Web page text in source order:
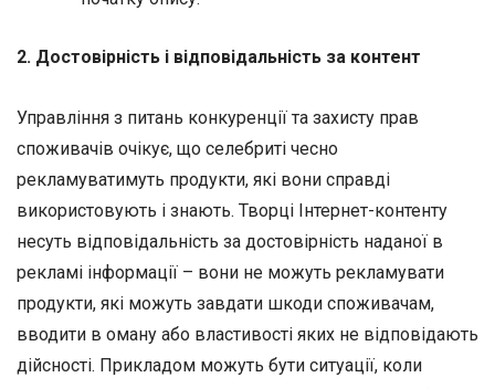
2. Достовірність і відповідальність за контент
Управління з питань конкуренції та захисту прав
споживачів очікує, що селебриті чесно
рекламуватимуть продукти, які вони справді
використовують і знають. Творці Інтернет-контенту
несуть відповідальність за достовірність наданої в
рекламі інформації – вони не можуть рекламувати
продукти, які можуть завдати шкоди споживачам,
вводити в оману або властивості яких не відповідають
дійсності. Прикладом можуть бути ситуації, коли